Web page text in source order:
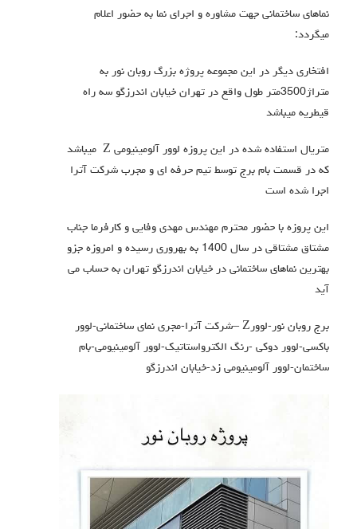
نماهای ساختمانی جهت مشاوره و اجرای نما به حضور اعلام
میگردد:
افتخاری دیگر در این مجموعه پروژه بزرگ روبان نور به
متراژ3500متر طول واقع در تهران خیابان اندرزگو سه راه
قیطریه میباشد
متریال استفاده شده در این پروزه لوور آلومینیومی Z میباشد
که در قسمت بام برج توسط تیم حرفه ای و مجرب شرکت آترا
اجرا شده است
این پروزه با حضور محترم مهندس مهدی وفایی و کارفرما جناب
مشتاق مشتاقی در سال 1400 به بهروری رسیده و امروزه جزو
بهترین نماهای ساختمانی در خیابان اندرزگو تهران به حساب می
آید
برج روبان نور-لوورZ –شرکت آترا-مجری نمای ساختمانی-لوور
باکسی-لوور دوکی -رنگ الکترواستاتیک-لوور آلومینیومی-بام
ساختمان-لوور آلومینیومی زد-خیابان اندرزگو